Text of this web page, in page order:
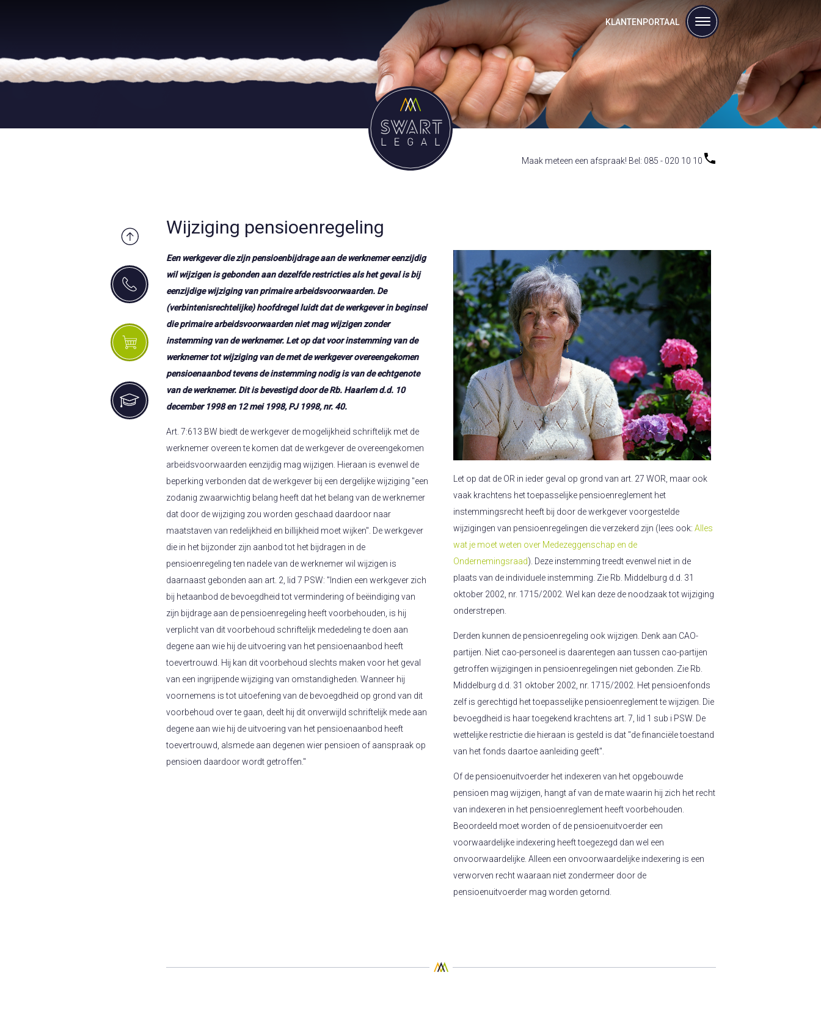
KLANTENPORTAAL
Maak meteen een afspraak! Bel: 085 - 020 10 10
Wijziging pensioenregeling
Een werkgever die zijn pensioenbijdrage aan de werknemer eenzijdig
wil wijzigen is gebonden aan dezelfde restricties als het geval is bij
eenzijdige wijziging van primaire arbeidsvoorwaarden. De
(verbintenisrechtelijke) hoofdregel luidt dat de werkgever in beginsel
die primaire arbeidsvoorwaarden niet mag wijzigen zonder
instemming van de werknemer. Let op dat voor instemming van de
werknemer tot wijziging van de met de werkgever overeengekomen
pensioenaanbod tevens de instemming nodig is van de echtgenote
van de werknemer. Dit is bevestigd door de Rb. Haarlem d.d. 10
december 1998 en 12 mei 1998, PJ 1998, nr. 40.
Art. 7:613 BW biedt de werkgever de mogelijkheid schriftelijk met de
werknemer overeen te komen dat de werkgever de overeengekomen
arbeidsvoorwaarden eenzijdig mag wijzigen. Hieraan is evenwel de
beperking verbonden dat de werkgever bij een dergelijke wijziging "een
zodanig zwaarwichtig belang heeft dat het belang van de werknemer
dat door de wijziging zou worden geschaad daardoor naar
maatstaven van redelijkheid en billijkheid moet wijken". De werkgever
die in het bijzonder zijn aanbod tot het bijdragen in de
pensioenregeling ten nadele van de werknemer wil wijzigen is
daarnaast gebonden aan art. 2, lid 7 PSW: "Indien een werkgever zich
bij hetaanbod de bevoegdheid tot vermindering of beëindiging van
zijn bijdrage aan de pensioenregeling heeft voorbehouden, is hij
verplicht van dit voorbehoud schriftelijk mededeling te doen aan
degene aan wie hij de uitvoering van het pensioenaanbod heeft
toevertrouwd. Hij kan dit voorbehoud slechts maken voor het geval
van een ingrijpende wijziging van omstandigheden. Wanneer hij
voornemens is tot uitoefening van de bevoegdheid op grond van dit
voorbehoud over te gaan, deelt hij dit onverwijld schriftelijk mede aan
degene aan wie hij de uitvoering van het pensioenaanbod heeft
toevertrouwd, alsmede aan degenen wier pensioen of aanspraak op
pensioen daardoor wordt getroffen."
Let op dat de OR in ieder geval op grond van art. 27 WOR, maar ook
vaak krachtens het toepasselijke pensioenreglement het
instemmingsrecht heeft bij door de werkgever voorgestelde
wijzigingen van pensioenregelingen die verzekerd zijn (lees ook: Alles
wat je moet weten over Medezeggenschap en de
Ondernemingsraad). Deze instemming treedt evenwel niet in de
plaats van de individuele instemming. Zie Rb. Middelburg d.d. 31
oktober 2002, nr. 1715/2002. Wel kan deze de noodzaak tot wijziging
onderstrepen.
Derden kunnen de pensioenregeling ook wijzigen. Denk aan CAO-
partijen. Niet cao-personeel is daarentegen aan tussen cao-partijen
getroffen wijzigingen in pensioenregelingen niet gebonden. Zie Rb.
Middelburg d.d. 31 oktober 2002, nr. 1715/2002. Het pensioenfonds
zelf is gerechtigd het toepasselijke pensioenreglement te wijzigen. Die
bevoegdheid is haar toegekend krachtens art. 7, lid 1 sub i PSW. De
wettelijke restrictie die hieraan is gesteld is dat "de financiële toestand
van het fonds daartoe aanleiding geeft".
Of de pensioenuitvoerder het indexeren van het opgebouwde
pensioen mag wijzigen, hangt af van de mate waarin hij zich het recht
van indexeren in het pensioenreglement heeft voorbehouden.
Beoordeeld moet worden of de pensioenuitvoerder een
voorwaardelijke indexering heeft toegezegd dan wel een
onvoorwaardelijke. Alleen een onvoorwaardelijke indexering is een
verworven recht waaraan niet zondermeer door de
pensioenuitvoerder mag worden getornd.